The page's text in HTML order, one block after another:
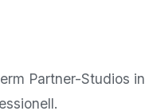
Partner-Studios in